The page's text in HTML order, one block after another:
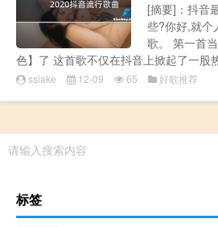
[摘要]：抖音
些?你好,就个
歌。 第一首
色】了 这首歌不仅在抖音上掀起了一股
sslake 12-09 65 好歌推荐
请输入搜索内容
标签